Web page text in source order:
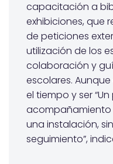
capacitación a
exhibiciones, que
de peticiones
utilización de los
colaboración y
escolares.
el tiempo y ser
acompañamiento
una instalación,
seguimiento”,